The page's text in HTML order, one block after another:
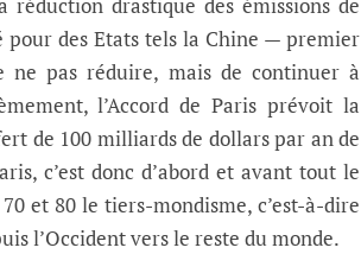
drastique des émissions de
pour des Etats tels la Chine — premier
pas réduire, mais de continuer à
l’Accord de Paris prévoit la
de 100 milliards de dollars par an de
c’est donc d’abord et avant tout le
et 80 le tiers-mondisme, c’est-à-dire
l’Occident vers le reste du monde.